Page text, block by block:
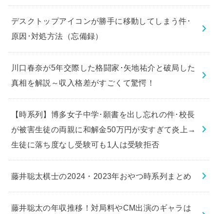
デスクトップアイコンが勝手に移動してしまう件･
原因･対処方法（忘備録）
川口春奈が5年交際した格闘家･矢地祐介と破局した
真相を解説～収入格差がすごくて驚愕！
【時系列】博多女子中学･願書を出し忘れの件･校長
が被害生徒の両親に和解金50万円が安すぎて炎上→
生徒に落ち度なし受験可も1人は受験拒否
藤井聡太棋士の2024・2023年おやつ時系列まとめ
藤井聡太の年収推移！対局料やCM出演のギャラは